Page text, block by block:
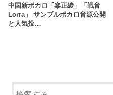
中国新ボカロ「楽正綾」「戦音
Lorra」 サンプルボカロ音源公開
と人気投…